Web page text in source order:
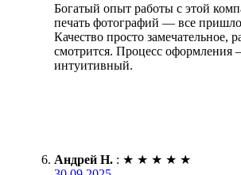
Богатый опыт работы с этой
печать фотографий — все
Качество просто замечательное,
смотрится. Процесс оформления
интуитивный.
Андрей Н. : ★ ★ ★ ★ ★